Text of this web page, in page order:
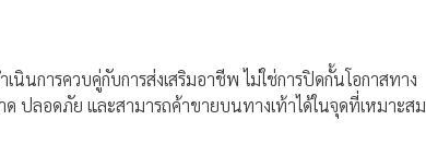
นการควบคู่กับการส่งเสริมอาชีพ ไม่ใช่การปิดกั้นโอกาสทาง
ปลอดภัย และสามารถค้าขายบนทางเท้าได้ในจุดที่เหมาะสม